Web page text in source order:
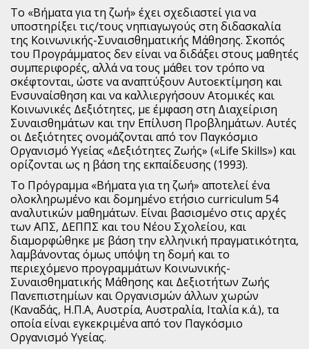
Το «Βήματα για τη ζωή» έχει σχεδιαστεί για να
υποστηρίξει τις/τους νηπιαγωγούς στη διδασκαλία
της Κοινωνικής-Συναισθηματικής Μάθησης. Σκοπός
του Προγράμματος δεν είναι να διδάξει στους μαθητές
συμπεριφορές, αλλά να τους μάθει τον τρόπο να
σκέφτονται, ώστε να αναπτύξουν Αυτοεκτίμηση και
Ενσυναίσθηση και να καλλιεργήσουν Ατομικές και
Κοινωνικές Δεξιότητες, με έμφαση στη Διαχείριση
Συναισθημάτων και την Επίλυση Προβλημάτων. Αυτές
οι Δεξιότητες ονομάζονται από τον Παγκόσμιο
Οργανισμό Υγείας «Δεξιότητες Ζωής» («Life Skills») και
ορίζονται ως η βάση της εκπαίδευσης (1993).
Το Πρόγραμμα «Βήματα για τη ζωή» αποτελεί ένα
ολοκληρωμένο και δομημένο ετήσιο curriculum 54
αναλυτικών μαθημάτων. Είναι βασισμένο στις αρχές
των ΑΠΣ, ΔΕΠΠΣ και του Νέου Σχολείου, και
διαμορφώθηκε με βάση την ελληνική πραγματικότητα,
λαμβάνοντας όμως υπόψη τη δομή και το
περιεχόμενο προγραμμάτων Κοινωνικής-
Συναισθηματικής Μάθησης και Δεξιοτήτων Ζωής
Πανεπιστημίων και Οργανισμών άλλων χωρών
(Καναδάς, Η.Π.Α, Αυστρία, Αυστραλία, Ιταλία κ.ά.), τα
οποία είναι εγκεκριμένα από τον Παγκόσμιο
Οργανισμό Υγείας.